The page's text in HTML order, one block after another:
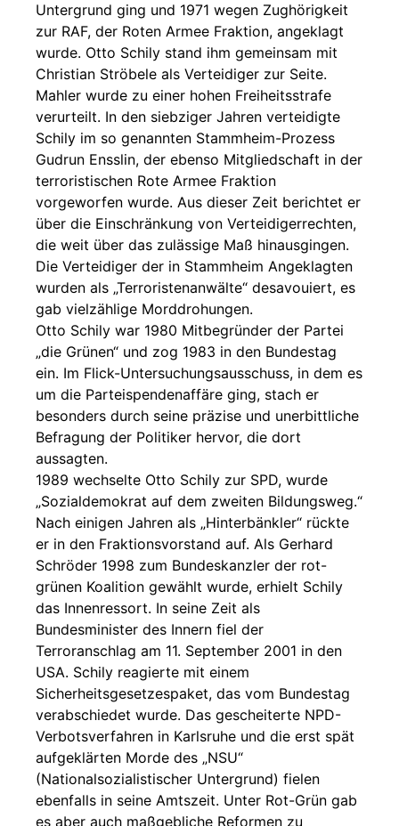
Untergrund ging und 1971 wegen Zughörigkeit
zur RAF, der Roten Armee Fraktion, angeklagt
wurde. Otto Schily stand ihm gemeinsam mit
Christian Ströbele als Verteidiger zur Seite.
Mahler wurde zu einer hohen Freiheitsstrafe
verurteilt. In den siebziger Jahren verteidigte
Schily im so genannten Stammheim-Prozess
Gudrun Ensslin, der ebenso Mitgliedschaft in der
terroristischen Rote Armee Fraktion
vorgeworfen wurde. Aus dieser Zeit berichtet er
über die Einschränkung von Verteidigerrechten,
die weit über das zulässige Maß hinausgingen.
Die Verteidiger der in Stammheim Angeklagten
wurden als „Terroristenanwälte“ desavouiert, es
gab vielzählige Morddrohungen.
Otto Schily war 1980 Mitbegründer der Partei
„die Grünen“ und zog 1983 in den Bundestag
ein. Im Flick-Untersuchungsausschuss, in dem es
um die Parteispendenaffäre ging, stach er
besonders durch seine präzise und unerbittliche
Befragung der Politiker hervor, die dort
aussagten.
1989 wechselte Otto Schily zur SPD, wurde
„Sozialdemokrat auf dem zweiten Bildungsweg.“
Nach einigen Jahren als „Hinterbänkler“ rückte
er in den Fraktionsvorstand auf. Als Gerhard
Schröder 1998 zum Bundeskanzler der rot-
grünen Koalition gewählt wurde, erhielt Schily
das Innenressort. In seine Zeit als
Bundesminister des Innern fiel der
Terroranschlag am 11. September 2001 in den
USA. Schily reagierte mit einem
Sicherheitsgesetzespaket, das vom Bundestag
verabschiedet wurde. Das gescheiterte NPD-
Verbotsverfahren in Karlsruhe und die erst spät
aufgeklärten Morde des „NSU“
(Nationalsozialistischer Untergrund) fielen
ebenfalls in seine Amtszeit. Unter Rot-Grün gab
es aber auch maßgebliche Reformen zu